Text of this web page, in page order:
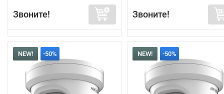
Звоните! Звоните!
NEW! -50% NEW! -50%